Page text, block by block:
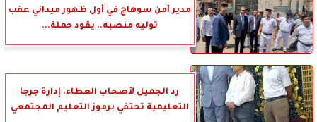
مدير أمن سوهاج في أول ظهور ميداني عقب
توليه منصبه.. يقود حملة...
رد الجميل لأصحاب العطاء. إدارة جرجا
التعليمية تحتفي برموز التعليم المجتمعي